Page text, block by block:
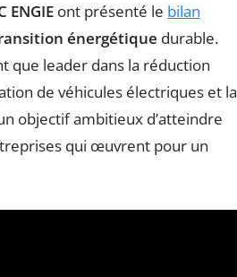
ENGIE ont présenté le bilan
énergétique durable.
que leader dans la réduction
de véhicules électriques et la
objectif ambitieux d’atteindre
qui œuvrent pour un